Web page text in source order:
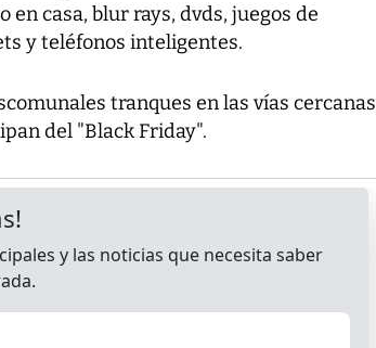
casa, blur rays, dvds, juegos de
y teléfonos inteligentes.
tranques en las vías cercanas
del "Black Friday".